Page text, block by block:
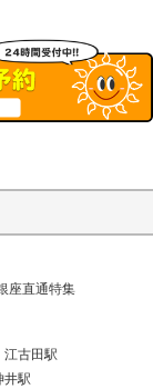
座直通特集
江古田駅
井駅